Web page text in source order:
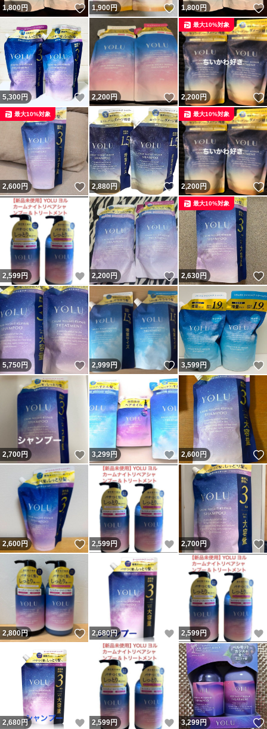
1,800円 いいね！
1,900円 いいね！
1,800円
5,300 円 いいね！
2,200円 いいね！
2,200円
最大10%対象
2,600円 いいね！
最大10%対象
2,880円 いいね！
2,200円
最大10%対象
2,599円 いいね！
2,200円 いいね！
2,630円
最大10%対象
5,750円 いいね！
2,999円 いいね！
3,599円
2,700円 いいね！
3,299円 いいね！
2,600 円
2,600円 いいね！
2,599円 いいね！
2,700円
2,800円 いいね！
2,680円 いいね！
2,599円
2,680 円 いいね！
2,599円 いいね！
3,299円